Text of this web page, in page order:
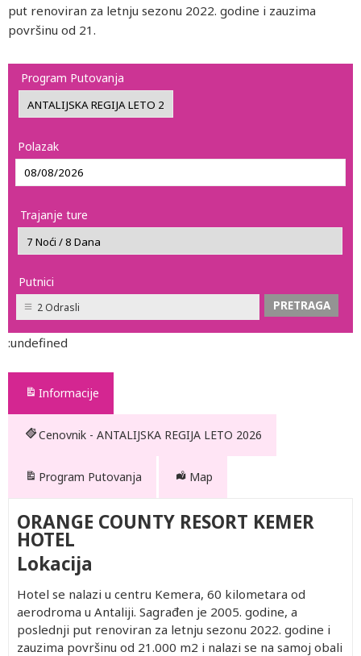
put renoviran za letnju sezonu 2022. godine i zauzima
površinu od 21.
Program Putovanja
Polazak
Trajanje ture
Putnici
2 Odrasli
:undefined
Informacije
Cenovnik - ANTALIJSKA REGIJA LETO 2026
Program Putovanja Map
ORANGE COUNTY RESORT KEMER
HOTEL
Lokacija
Hotel se nalazi u centru Kemera, 60 kilometara od
aerodroma u Antaliji. Sagrađen je 2005. godine, a
poslednji put renoviran za letnju sezonu 2022. godine i
zauzima površinu od 21.000 m2 i nalazi se na samoj obali